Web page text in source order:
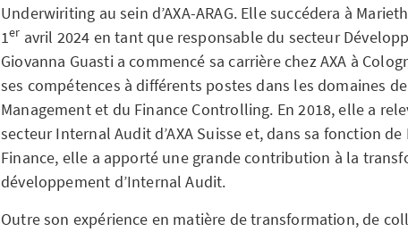
Underwiriting au sein d’AXA-ARAG. Elle succédera à
1er avril 2024 en tant que responsable du secteur
Giovanna Guasti a commencé sa carrière chez AXA à
ses compétences à différents postes dans les domaines de
Management et du Finance Controlling. En 2018, elle a
secteur Internal Audit d’AXA Suisse et, dans sa fonction
Finance, elle a apporté une grande contribution à la
développement d’Internal Audit.
Outre son expérience en matière de transformation, de